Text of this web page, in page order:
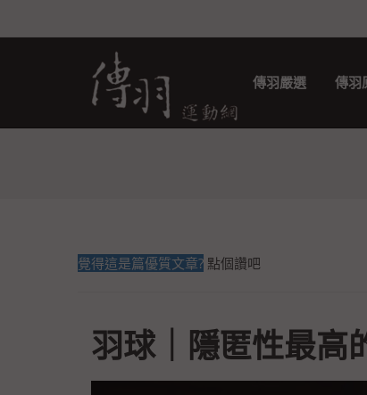
傳羽嚴選 傳羽
覺得這是篇優質文章? 點個讚吧
羽球｜隱匿性最高